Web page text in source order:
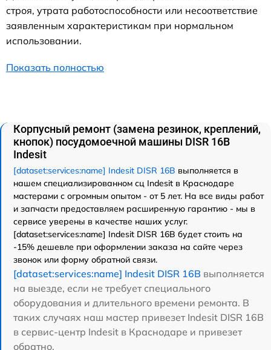
строя, утрата работоспособности или несоответствие
заявленным характеристикам при нормальном
использовании.
Показать полностью
Корпусный ремонт (замена резинок, креплений,
кнопок) посудомоечной машины DISR 16B
Indesit
[dataset:services:name] Indesit DISR 16B выполняется в
нашем специализированном сц Indesit в Краснодаре
мастерами с огромным опытом - от 5 лет. На все виды работ
и запчасти предоставляем расширенную гарантию - мы в
сервисе уверены в качестве наших услуг.
[dataset:services:name] Indesit DISR 16B будет стоить на
-15% дешевле при оформлении заказа на сайте через
звонок или форму обратной связи.
[dataset:services:name] Indesit DISR 16B выполняется
на выезде, если не требует специального
оборудования и длительного времени ремонта. В
таких случаях наш мастер привезет Indesit DISR 16B
в сервис-центр Indesit в Краснодаре и привезет
обратно.